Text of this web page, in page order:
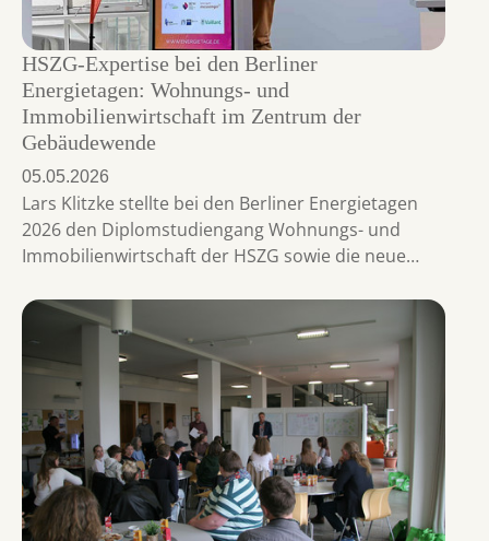
HSZG-Expertise bei den Berliner
Energietagen: Wohnungs- und
Immobilienwirtschaft im Zentrum der
Gebäudewende
05.05.2026
Lars Klitzke stellte bei den Berliner Energietagen
2026 den Diplomstudiengang Wohnungs- und
Immobilienwirtschaft der HSZG sowie die neue…